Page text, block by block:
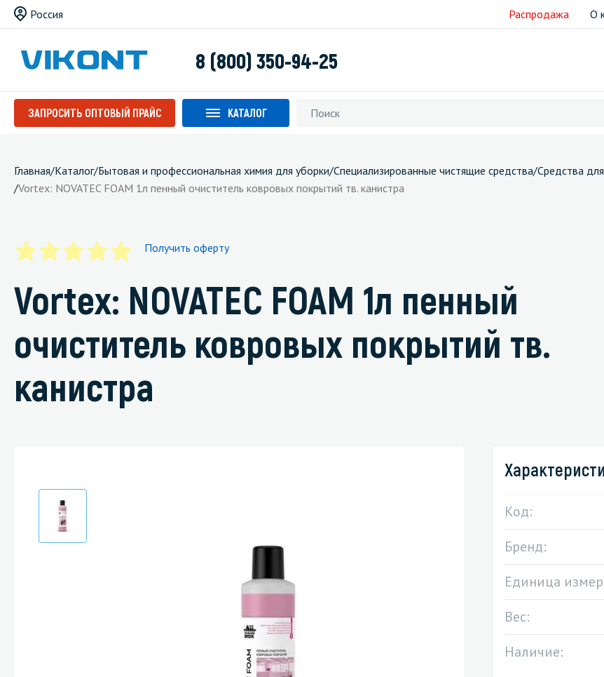
Россия Распродажа О
8 (800) 350-94-25
ЗАПРОСИТЬ ОПТОВЫЙ ПРАЙС КАТАЛОГ
Средства для послестроительной уборки
Средства для удаления граффити и
пятноудалители
Средства для очистки ковров и мягкой мебели
Средства для очистки
Средства для
Стекла и зеркала Мебель и оргтехника
Главная/Каталог/Бытовая и профессиональная химия для уборки/Специализированные чистящие средства/Средства
/Vortex: NOVATEC FOAM 1л пенный очиститель ковровых покрытий тв. канистра
Получить оферту
Vortex: NOVATEC FOAM 1л пенный
очиститель ковровых покрытий тв.
канистра
Код:
Бренд:
Единица
Вес:
Наличие: